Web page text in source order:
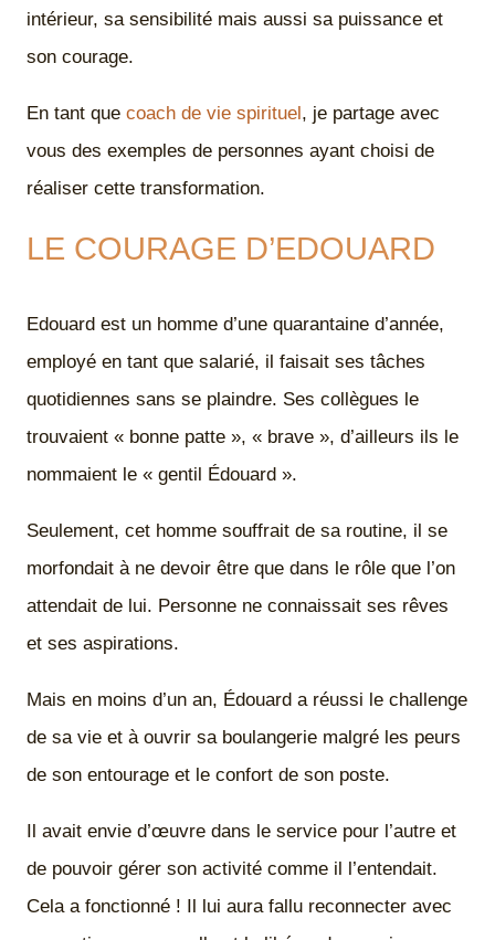
intérieur, sa sensibilité mais aussi sa puissance et
son courage.
En tant que coach de vie spirituel, je partage avec
vous des exemples de personnes ayant choisi de
réaliser cette transformation.
LE COURAGE D’EDOUARD
Edouard est un homme d’une quarantaine d’année,
employé en tant que salarié, il faisait ses tâches
quotidiennes sans se plaindre. Ses collègues le
trouvaient « bonne patte », « brave », d’ailleurs ils le
nommaient le « gentil Édouard ».
Seulement, cet homme souffrait de sa routine, il se
morfondait à ne devoir être que dans le rôle que l’on
attendait de lui. Personne ne connaissait ses rêves
et ses aspirations.
Mais en moins d’un an, Édouard a réussi le challenge
de sa vie et à ouvrir sa boulangerie malgré les peurs
de son entourage et le confort de son poste.
Il avait envie d’œuvre dans le service pour l’autre et
de pouvoir gérer son activité comme il l’entendait.
Cela a fonctionné ! Il lui aura fallu reconnecter avec